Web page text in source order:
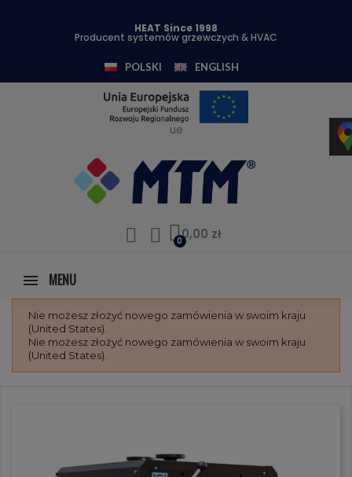
HEAT Since 1998
Producent systemów grzewczych & HVAC
POLSKI ENGLISH
ue
0,00 zł
MENU
Nie możesz złożyć nowego zamówienia w swoim kraju
(United States).
Nie możesz złożyć nowego zamówienia w swoim kraju
(United States).